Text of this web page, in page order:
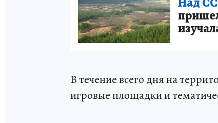
В течение всего дня на
игровые площадки и